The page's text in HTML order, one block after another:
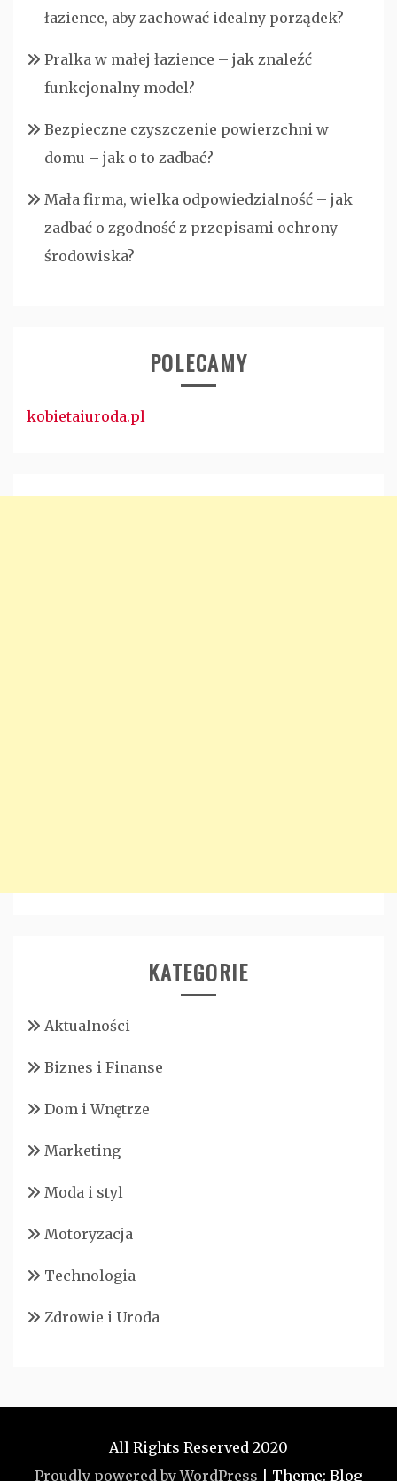
łazience, aby zachować idealny porządek?
Pralka w małej łazience – jak znaleźć
funkcjonalny model?
Bezpieczne czyszczenie powierzchni w
domu – jak o to zadbać?
Mała firma, wielka odpowiedzialność – jak
zadbać o zgodność z przepisami ochrony
środowiska?
POLECAMY
kobietaiuroda.pl
KATEGORIE
Aktualności
Biznes i Finanse
Dom i Wnętrze
Marketing
Moda i styl
Motoryzacja
Technologia
Zdrowie i Uroda
All Rights Reserved 2020
Proudly powered by WordPress
Theme: Blog